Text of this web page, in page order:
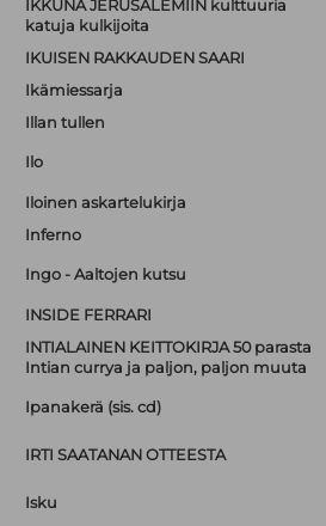
IKKUNA JERUSALEMIIN kulttuuria
katuja kulkijoita
IKUISEN RAKKAUDEN SAARI
Ikämiessarja
Illan tullen
Ilo
Iloinen askartelukirja
Inferno
Ingo - Aaltojen kutsu
INSIDE FERRARI
INTIALAINEN KEITTOKIRJA 50 parasta
Intian currya ja paljon, paljon muuta
Ipanakerä (sis. cd)
IRTI SAATANAN OTTEESTA
Isku